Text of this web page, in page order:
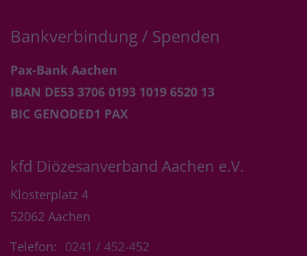
Bankverbindung / Spenden
Pax-Bank Aachen
IBAN DE53 3706 0193 1019 6520 13
BIC GENODED1 PAX
kfd Diözesanverband Aachen e.V.
Klosterplatz 4
52062 Aachen
Telefon: 0241 / 452-452